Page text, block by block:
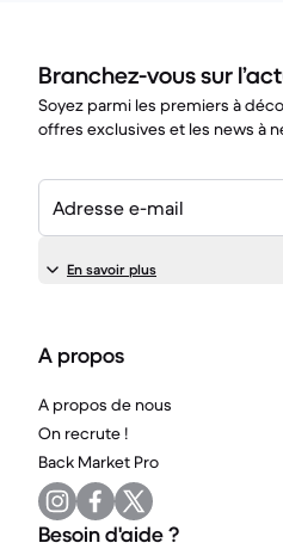
Branchez-vous sur
Soyez parmi les premiers à
offres exclusives et les news à
Adresse e-mail
En savoir plus
A propos
A propos de nous
On recrute !
Back Market Pro
Besoin d'aide ?